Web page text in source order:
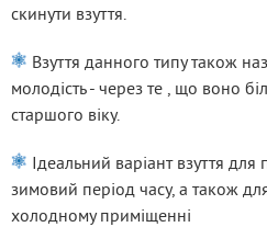
скинути взуття.
Взуття данного типу також
молодість - через те , що воно
старшого віку.
Ідеальний варіант взуття для
зимовий період часу, а також
холодному приміщенні